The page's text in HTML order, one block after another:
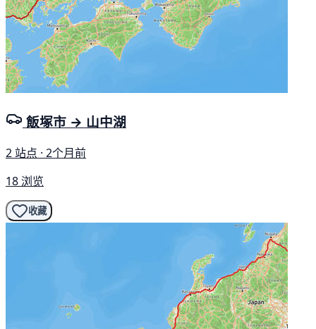
飯塚市 → 山中湖
2 站点 · 2个月前
18 浏览
收藏